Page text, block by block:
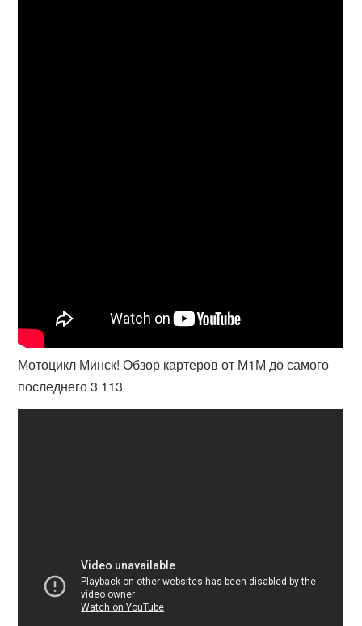
Мотоцикл Минск! Обзор картеров от М1М до самого
последнего 3 113